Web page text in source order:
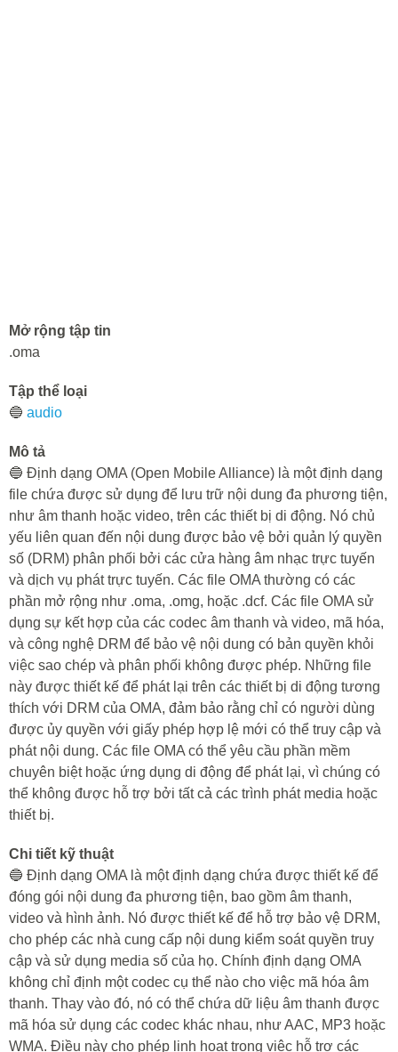
Mở rộng tập tin
.oma
Tập thể loại
🔵 audio
Mô tả
🔵 Định dạng OMA (Open Mobile Alliance) là một định dạng
file chứa được sử dụng để lưu trữ nội dung đa phương tiện,
như âm thanh hoặc video, trên các thiết bị di động. Nó chủ
yếu liên quan đến nội dung được bảo vệ bởi quản lý quyền
số (DRM) phân phối bởi các cửa hàng âm nhạc trực tuyến
và dịch vụ phát trực tuyến. Các file OMA thường có các
phần mở rộng như .oma, .omg, hoặc .dcf. Các file OMA sử
dụng sự kết hợp của các codec âm thanh và video, mã hóa,
và công nghệ DRM để bảo vệ nội dung có bản quyền khỏi
việc sao chép và phân phối không được phép. Những file
này được thiết kế để phát lại trên các thiết bị di động tương
thích với DRM của OMA, đảm bảo rằng chỉ có người dùng
được ủy quyền với giấy phép hợp lệ mới có thể truy cập và
phát nội dung. Các file OMA có thể yêu cầu phần mềm
chuyên biệt hoặc ứng dụng di động để phát lại, vì chúng có
thể không được hỗ trợ bởi tất cả các trình phát media hoặc
thiết bị.
Chi tiết kỹ thuật
🔵 Định dạng OMA là một định dạng chứa được thiết kế để
đóng gói nội dung đa phương tiện, bao gồm âm thanh,
video và hình ảnh. Nó được thiết kế để hỗ trợ bảo vệ DRM,
cho phép các nhà cung cấp nội dung kiểm soát quyền truy
cập và sử dụng media số của họ. Chính định dạng OMA
không chỉ định một codec cụ thể nào cho việc mã hóa âm
thanh. Thay vào đó, nó có thể chứa dữ liệu âm thanh được
mã hóa sử dụng các codec khác nhau, như AAC, MP3 hoặc
WMA. Điều này cho phép linh hoạt trong việc hỗ trợ các